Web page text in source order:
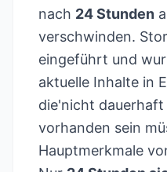
nach 24 Stunden
verschwinden.
eingeführt und
aktuelle Inhalte in
die'nicht
vorhanden sein
Hauptmerkmale